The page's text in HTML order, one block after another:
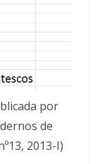
por
de
2013-I)